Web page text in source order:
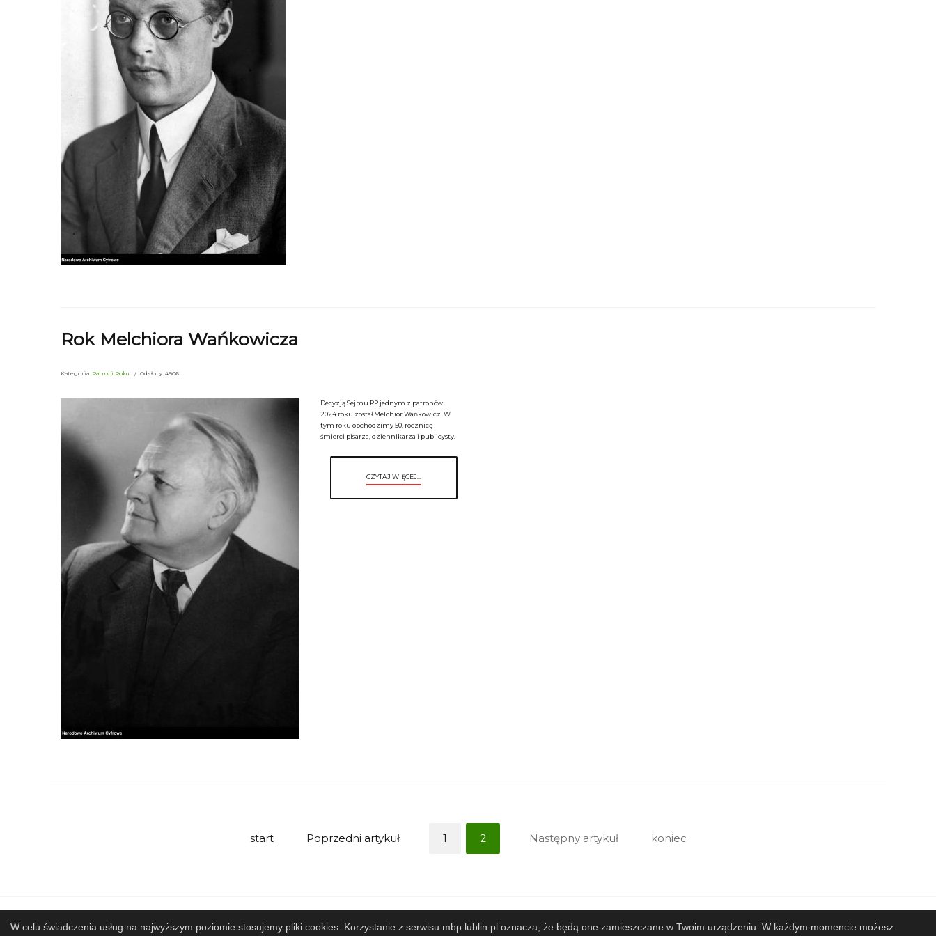
Rok Melchiora Wańkowicza
Kategoria: Patroni Roku Odsłony: 4906
Decyzją Sejmu RP jednym z patronów
2024 roku został Melchior Wańkowicz. W
tym roku obchodzimy 50. rocznicę
śmierci pisarza, dziennikarza i publicysty.
CZYTAJ WIĘCEJ...
start Poprzedni artykuł 1 2 Następny artykuł koniec
Projekt i wykonanieDesign-Joomla.pl
W celu świadczenia usług na najwyższym poziomie stosujemy pliki cookies. Korzystanie z serwisu mbp.lublin.pl oznacza, że będą one zamieszczane w Twoim urządzeniu. W każdym momencie możesz